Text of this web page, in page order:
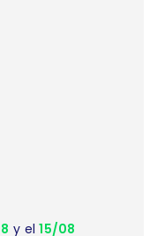
y el15/08